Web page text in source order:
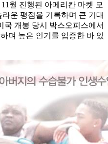
월 진행된 아메리칸 마켓 모
운 평점을 기록하며 큰 기대
국 개봉 당시 박스오피스에서
며 높은 인기를 입증한 바 있